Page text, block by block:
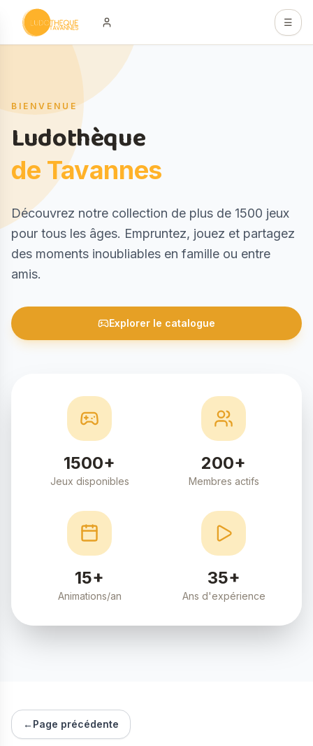
Aller au contenu principal
☰
BIENVENUE
Ludothèque
de Tavannes
Description
Découvrez notre collection de plus de 1500 jeux
pour tous les âges. Empruntez, jouez et partagez
des moments inoubliables en famille ou entre
amis.
Explorer le catalogue
1500+
Jeux disponibles
200+
Membres actifs
15+
Animations/an
35+
Ans d'expérience
←Page précédente